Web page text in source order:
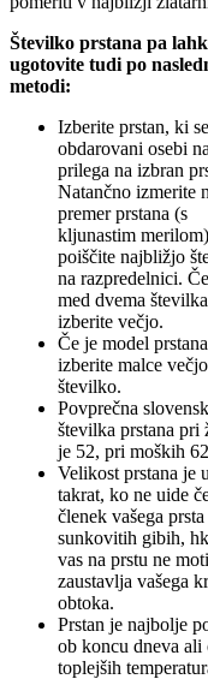
Številko prstana pa
ugotovite tudi po
metodi:
Izberite prstan, ki
obdarovani osebi
prilega na izbran
Natančno izmerite
premer prstana (s
kljunastim
poiščite najbližjo
na razpredelnici.
med dvema
izberite večjo.
Če je model
izberite malce večjo
številko.
Povprečna
številka prstana pri
je 52, pri moških
Velikost prstana je
takrat, ko ne uide
členek vašega
sunkovitih gibih,
vas na prstu ne
zaustavlja vašega
obtoka.
Prstan je najbolje
ob koncu dneva ali
toplejših